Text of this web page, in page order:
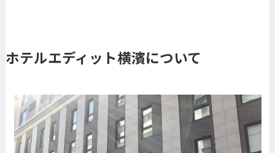
ホテルエディット横濱について